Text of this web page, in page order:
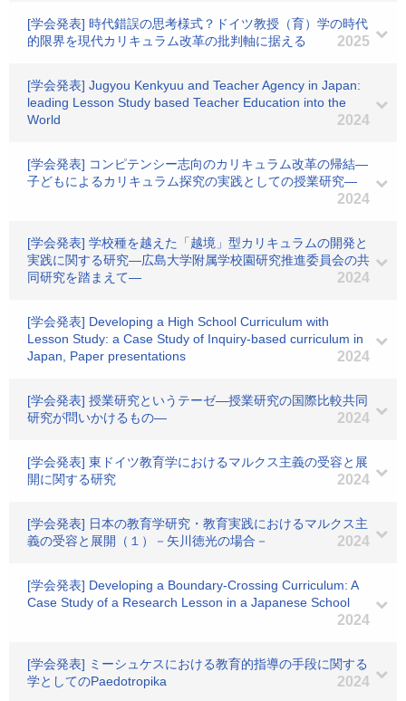
[学会発表] 時代錯誤の思考様式？ドイツ教授（育）学の時代
的限界を現代カリキュラム改革の批判軸に据える
2025
[学会発表] Jugyou Kenkyuu and Teacher Agency in Japan:
leading Lesson Study based Teacher Education into the
World
2024
[学会発表] コンピテンシー志向のカリキュラム改革の帰結―
子どもによるカリキュラム探究の実践としての授業研究―
2024
[学会発表] 学校種を越えた「越境」型カリキュラムの開発と
実践に関する研究―広島大学附属学校園研究推進委員会の共
同研究を踏まえて―
2024
[学会発表] Developing a High School Curriculum with
Lesson Study: a Case Study of Inquiry-based curriculum in
Japan, Paper presentations
2024
[学会発表] 授業研究というテーゼ―授業研究の国際比較共同
研究が問いかけるもの―
2024
[学会発表] 東ドイツ教育学におけるマルクス主義の受容と展
開に関する研究
2024
[学会発表] 日本の教育学研究・教育実践におけるマルクス主
義の受容と展開（１）－矢川徳光の場合－
2024
[学会発表] Developing a Boundary-Crossing Curriculum: A
Case Study of a Research Lesson in a Japanese School
2024
[学会発表] ミーシュケスにおける教育的指導の手段に関する
学としてのPaedotropika
2024